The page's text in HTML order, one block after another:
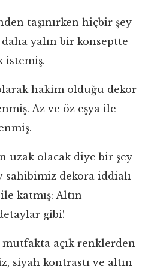
taşınırken hiçbir şey
yalın bir konseptte
istemiş.
hakim olduğu dekor
Az ve öz eşya ile
uzak olacak diye bir şey
dekora iddialı
katmış: Altın
gibi!
açık renklerden
siyah kontrastı ve altın